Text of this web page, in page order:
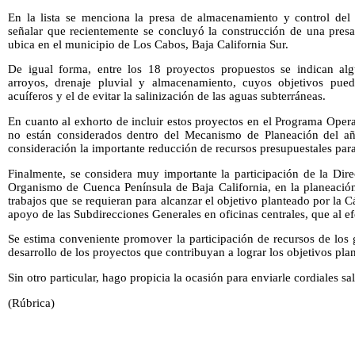
En la lista se menciona la presa de almacenamiento y control
señalar que recientemente se concluyó la construcción de una
ubica en el municipio de Los Cabos, Baja California Sur.
De igual forma, entre los 18 proyectos propuestos se indican
arroyos, drenaje pluvial y almacenamiento, cuyos objetivos
acuíferos y el de evitar la salinización de las aguas subterráneas.
En cuanto al exhorto de incluir estos proyectos en el Programa
no están considerados dentro del Mecanismo de Planeación del
consideración la importante reducción de recursos presupuestales
Finalmente, se considera muy importante la participación de la
Organismo de Cuenca Península de Baja California, en la
trabajos que se requieran para alcanzar el objetivo planteado por la
apoyo de las Subdirecciones Generales en oficinas centrales, que al
Se estima conveniente promover la participación de recursos de
desarrollo de los proyectos que contribuyan a lograr los objetivos
Sin otro particular, hago propicia la ocasión para enviarle cordiales
(Rúbrica)